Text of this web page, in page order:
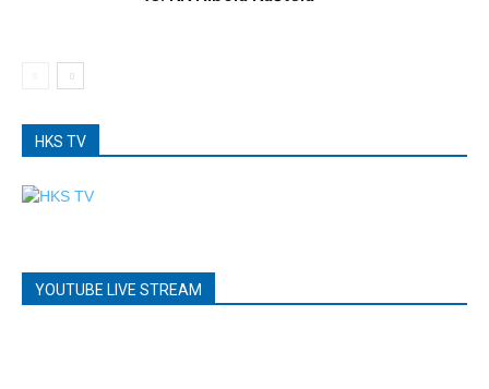
HKS TV
YOUTUBE LIVE STREAM